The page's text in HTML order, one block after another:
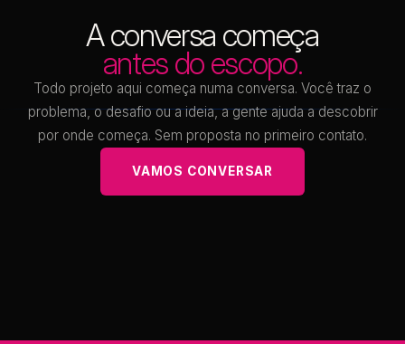
A conversa começa
antes do escopo.
Todo projeto aqui começa numa conversa. Você traz o
problema, o desafio ou a ideia, a gente ajuda a descobrir
por onde começa. Sem proposta no primeiro contato.
VAMOS CONVERSAR